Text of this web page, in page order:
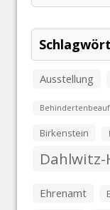
Ausstellung
Birkenstein
Ehrenamt